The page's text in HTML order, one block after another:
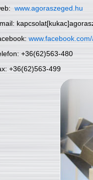
www.agoraszeged.hu
+36(62)563-480
+36(62)563-499